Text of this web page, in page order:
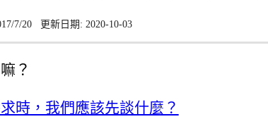
7/20 更新日期: 2020-10-03
？
時，我們應該先談什麼？